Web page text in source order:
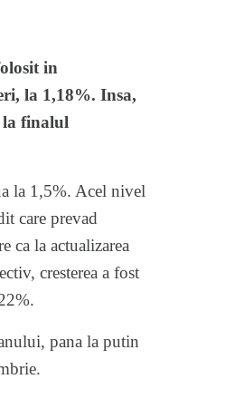
in
la 1,18%. Insa,
la finalul
la 1,5%. Acel nivel
care prevad
ca la actualizarea
cresterea a fost
pana la putin